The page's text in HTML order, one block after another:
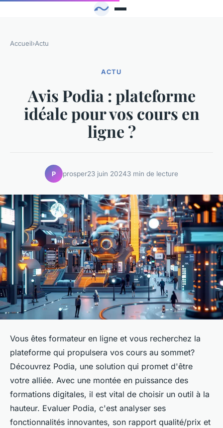
Accueil›Actu
ACTU
Avis Podia : plateforme
idéale pour vos cours en
ligne ?
P prosper23 juin 20243 min de lecture
Vous êtes formateur en ligne et vous recherchez la
plateforme qui propulsera vos cours au sommet?
Découvrez Podia, une solution qui promet d'être
votre alliée. Avec une montée en puissance des
formations digitales, il est vital de choisir un outil à la
hauteur. Evaluer Podia, c'est analyser ses
fonctionnalités innovantes, son rapport qualité/prix et